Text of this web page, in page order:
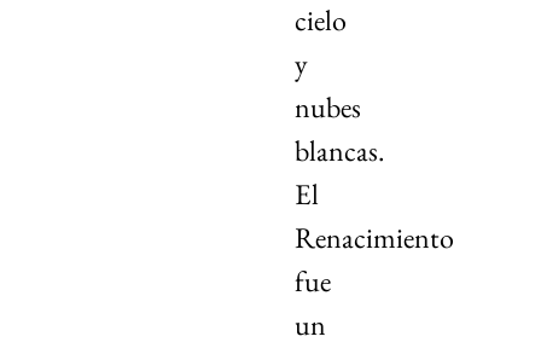
cielo
y
nubes
blancas.
El
Renacimiento
fue
un